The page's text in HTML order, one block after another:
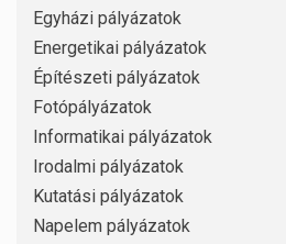
Egyházi pályázatok
Energetikai pályázatok
Építészeti pályázatok
Fotópályázatok
Informatikai pályázatok
Irodalmi pályázatok
Kutatási pályázatok
Napelem pályázatok